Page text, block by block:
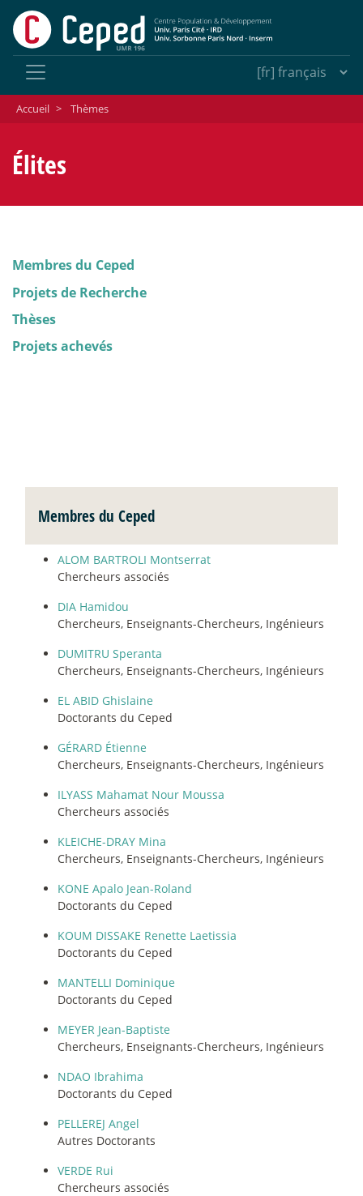
Accueil > Thèmes
Élites
Membres du Ceped
Projets de Recherche
Thèses
Projets achevés
Membres du Ceped
ALOM BARTROLI Montserrat
Chercheurs associés
DIA Hamidou
Chercheurs, Enseignants-Chercheurs, Ingénieurs
DUMITRU Speranta
Chercheurs, Enseignants-Chercheurs, Ingénieurs
EL ABID Ghislaine
Doctorants du Ceped
GÉRARD Étienne
Chercheurs, Enseignants-Chercheurs, Ingénieurs
ILYASS Mahamat Nour Moussa
Chercheurs associés
KLEICHE-DRAY Mina
Chercheurs, Enseignants-Chercheurs, Ingénieurs
KONE Apalo Jean-Roland
Doctorants du Ceped
KOUM DISSAKE Renette Laetissia
Doctorants du Ceped
MANTELLI Dominique
Doctorants du Ceped
MEYER Jean-Baptiste
Chercheurs, Enseignants-Chercheurs, Ingénieurs
NDAO Ibrahima
Doctorants du Ceped
PELLEREJ Angel
Autres Doctorants
VERDE Rui
Chercheurs associés